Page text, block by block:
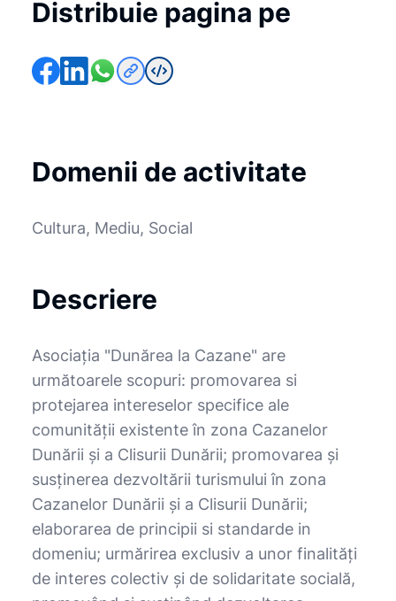
Distribuie pagina pe
Domenii de activitate
Cultura, Mediu, Social
Descriere
Asociaţia "Dunărea la Cazane" are
următoarele scopuri: promovarea si
protejarea intereselor specifice ale
comunităţii existente în zona Cazanelor
Dunării şi a Clisurii Dunării; promovarea şi
susţinerea dezvoltării turismului în zona
Cazanelor Dunării şi a Clisurii Dunării;
elaborarea de principii si standarde in
domeniu; urmărirea exclusiv a unor finalităţi
de interes colectiv şi de solidaritate socială,